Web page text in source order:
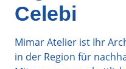
Celebi
Mimar Atelier ist Ihr
in der Region für